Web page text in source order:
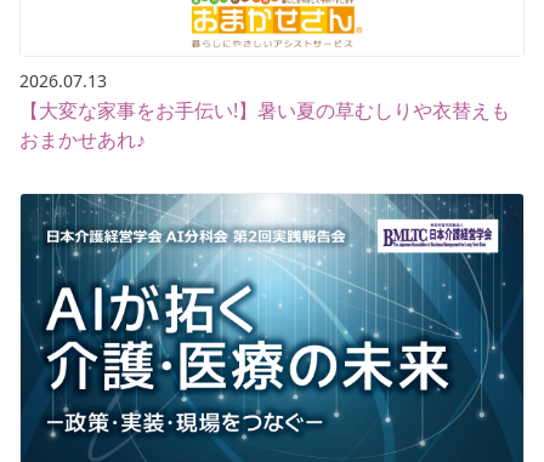
2026.07.13
【大変な家事をお手伝い!】暑い夏の草むしりや衣替えも
おまかせあれ♪